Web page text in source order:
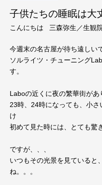
子供たちの睡眠は大
こんにちは 三森弥生／生観院
今週末の名古屋が待ち遠しい
ソルライツ・チューニング
す。
Laboの近くに夜の繁華街があ
23時、24時になっても、小
け
初めて見た時には、とても驚
ですが、、、
いつもその光景を見ていると
ね。。。